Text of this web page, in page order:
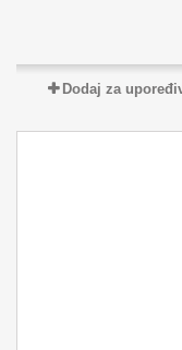
Dodaj za